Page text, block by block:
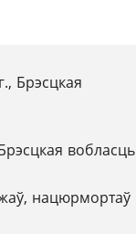
Брэсцкая
вобласць
нацюрмортаў